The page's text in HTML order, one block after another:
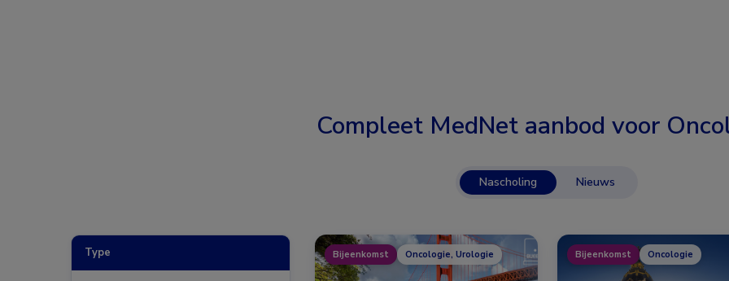
Compleet MedNet aanbod voor
Nascholing Nieuws
Type Bijeenkomst Oncologie, Urologie Bijeenkomst Oncologie